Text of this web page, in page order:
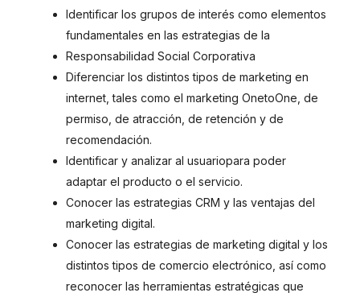
Identificar los grupos de interés como elementos
fundamentales en las estrategias de la
Responsabilidad Social Corporativa
Diferenciar los distintos tipos de marketing en
internet, tales como el marketing OnetoOne, de
permiso, de atracción, de retención y de
recomendación.
Identificar y analizar al usuariopara poder
adaptar el producto o el servicio.
Conocer las estrategias CRM y las ventajas del
marketing digital.
Conocer las estrategias de marketing digital y los
distintos tipos de comercio electrónico, así como
reconocer las herramientas estratégicas que